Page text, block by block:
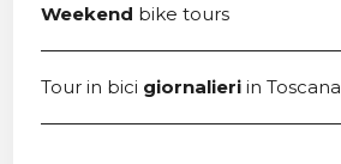
Weekend bike tours
Tour in bici giornalieriin Toscana